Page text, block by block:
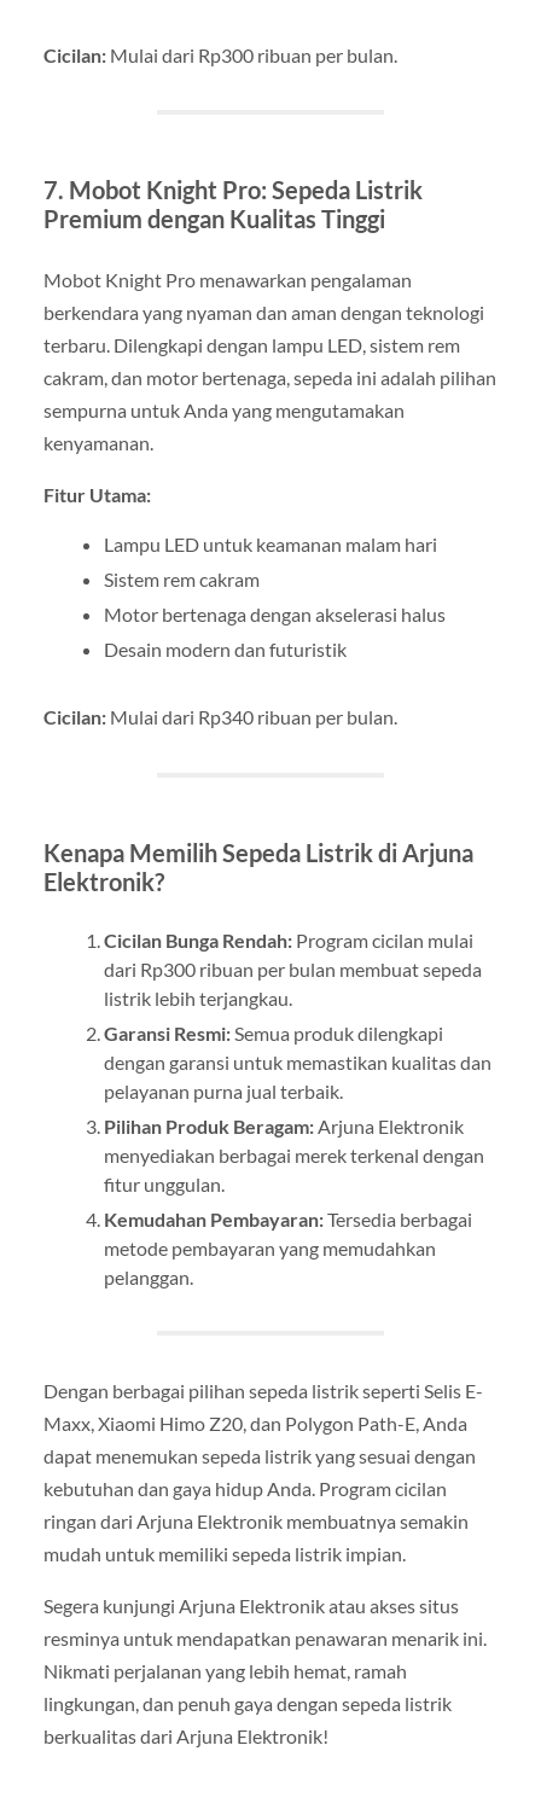
Cicilan:Mulai dari Rp300 ribuan per bulan.
7. Mobot Knight Pro: Sepeda Listrik
Premium dengan Kualitas Tinggi
Mobot Knight Pro menawarkan pengalaman
berkendara yang nyaman dan aman dengan teknologi
terbaru. Dilengkapi dengan lampu LED, sistem rem
cakram, dan motor bertenaga, sepeda ini adalah pilihan
sempurna untuk Anda yang mengutamakan
kenyamanan.
Fitur Utama:
Lampu LED untuk keamanan malam hari
Sistem rem cakram
Motor bertenaga dengan akselerasi halus
Desain modern dan futuristik
Cicilan:Mulai dari Rp340 ribuan per bulan.
Kenapa Memilih Sepeda Listrik di Arjuna
Elektronik?
Cicilan Bunga Rendah:Program cicilan mulai
dari Rp300 ribuan per bulan membuat sepeda
listrik lebih terjangkau.
Garansi Resmi:Semua produk dilengkapi
dengan garansi untuk memastikan kualitas dan
pelayanan purna jual terbaik.
Pilihan Produk Beragam:Arjuna Elektronik
menyediakan berbagai merek terkenal dengan
fitur unggulan.
Kemudahan Pembayaran:Tersedia berbagai
metode pembayaran yang memudahkan
pelanggan.
Dengan berbagai pilihan sepeda listrik seperti Selis E-
Maxx, Xiaomi Himo Z20, dan Polygon Path-E, Anda
dapat menemukan sepeda listrik yang sesuai dengan
kebutuhan dan gaya hidup Anda. Program cicilan
ringan dari Arjuna Elektronik membuatnya semakin
mudah untuk memiliki sepeda listrik impian.
Segera kunjungi Arjuna Elektronik atau akses situs
resminya untuk mendapatkan penawaran menarik ini.
Nikmati perjalanan yang lebih hemat, ramah
lingkungan, dan penuh gaya dengan sepeda listrik
berkualitas dari Arjuna Elektronik!